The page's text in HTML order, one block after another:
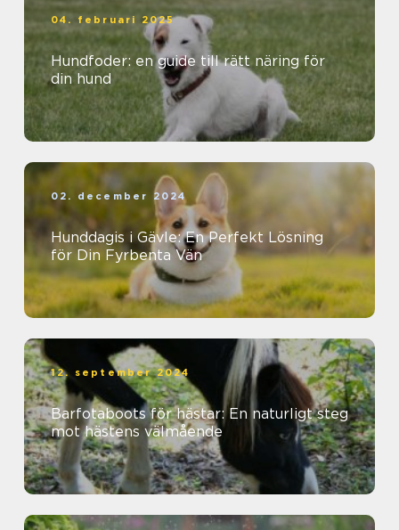
04. februari 2025
Hundfoder: en guide till rätt näring för
din hund
02. december 2024
Hunddagis i Gävle: En Perfekt Lösning
för Din Fyrbenta Vän
12. september 2024
Barfotaboots för hästar: En naturligt steg
mot hästens välmående